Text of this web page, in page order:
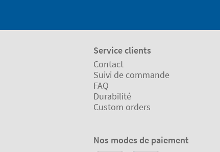
Service clients
Contact
Suivi de commande
FAQ
Durabilité
Custom orders
Nos modes de paiement